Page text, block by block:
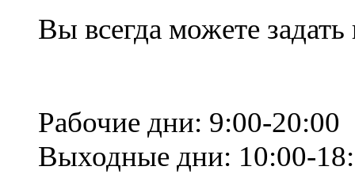
Вы всегда можете
Рабочие дни: 9:00-20:00
Выходные дни: 10:00-